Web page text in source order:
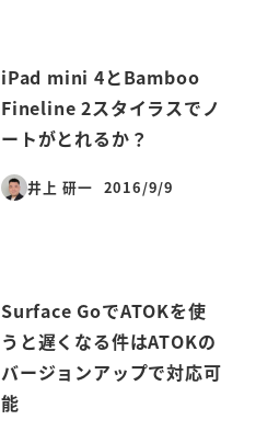
iPad mini 4とBamboo
Fineline 2スタイラスでノ
ートがとれるか？
井上 研一
投稿日
2016/9/9
Surface GoでATOKを使
うと遅くなる件はATOKの
バージョンアップで対応可
能